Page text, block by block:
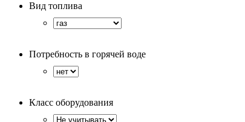
Вид топлива
Потребность в горячей воде
Класс оборудования